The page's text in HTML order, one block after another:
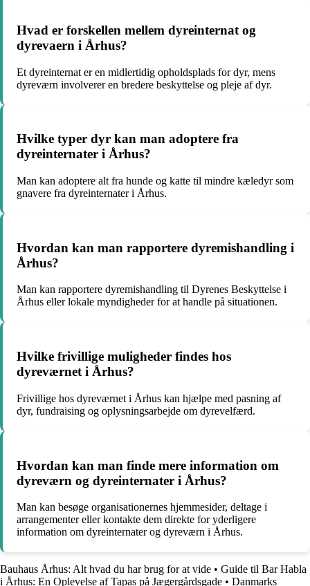
Hvad er forskellen mellem dyreinternat og
dyrevaern i Århus?
Et dyreinternat er en midlertidig opholdsplads for dyr, mens
dyreværn involverer en bredere beskyttelse og pleje af dyr.
Hvilke typer dyr kan man adoptere fra
dyreinternater i Århus?
Man kan adoptere alt fra hunde og katte til mindre kæledyr som
gnavere fra dyreinternater i Århus.
Hvordan kan man rapportere dyremishandling i
Århus?
Man kan rapportere dyremishandling til Dyrenes Beskyttelse i
Århus eller lokale myndigheder for at handle på situationen.
Hvilke frivillige muligheder findes hos
dyreværnet i Århus?
Frivillige hos dyreværnet i Århus kan hjælpe med pasning af
dyr, fundraising og oplysningsarbejde om dyrevelfærd.
Hvordan kan man finde mere information om
dyreværn og dyreinternater i Århus?
Man kan besøge organisationernes hjemmesider, deltage i
arrangementer eller kontakte dem direkte for yderligere
information om dyreinternater og dyreværn i Århus.
Bauhaus Århus: Alt hvad du har brug for at vide • Guide til Bar Habla
i Århus: En Oplevelse af Tapas på Jægergårdsgade • Danmarks